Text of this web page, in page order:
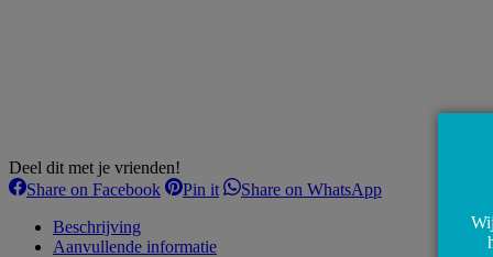
Deel dit met je vrienden!
Share on FacebookSharePin itShareShare on WhatsAppShare
Beschrijving
Aanvullende informatie